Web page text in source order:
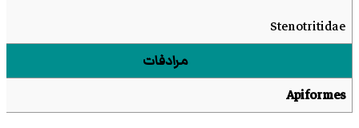
Stenotritidae
مرادفات
Apiformes